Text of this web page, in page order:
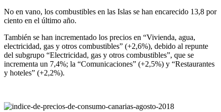
No en vano, los combustibles en las Islas se han encarecido 13,8 por
ciento en el último año.
También se han incrementado los precios en “Vivienda, agua,
electricidad, gas y otros combustibles” (+2,6%), debido al repunte
del subgrupo “Electricidad, gas y otros combustibles”, que se
incrementa un 7,4%; la “Comunicaciones” (+2,5%) y “Restaurantes
y hoteles” (+2,2%).